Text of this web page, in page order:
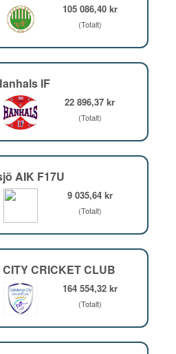
105 086,40 kr
(Totalt)
IF
22 896,37 kr
(Totalt)
AIK F17U
9 035,64 kr
(Totalt)
CRICKET CLUB
164 554,32 kr
(Totalt)